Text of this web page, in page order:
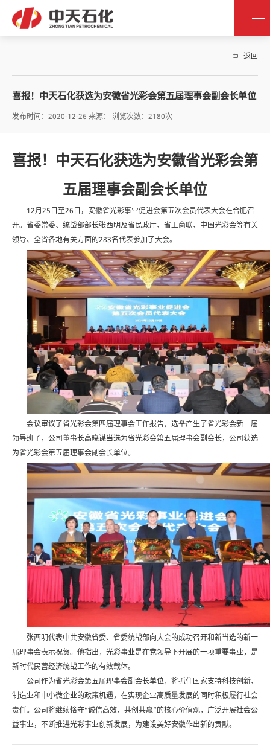
返回
喜报！中天石化获选为安徽省光彩会第五届理事会副会长单位
发布时间：2020-12-26 来源： 浏览次数：2180次
喜报！中天石化获选为安徽省光彩会第
五届理事会副会长单位
12月25日至26日，安徽省光彩事业促进会第五次会员代表大会在合肥召
开。省委常委、统战部部长张西明及省民政厅、省工商联、中国光彩会等有关
领导、全省各地有关方面的283名代表参加了大会。
会议审议了省光彩会第四届理事会工作报告，选举产生了省光彩会新一届
领导班子，公司董事长高晓谋当选为省光彩会第五届理事会副会长，公司获选
为省光彩会第五届理事会副会长单位。
张西明代表中共安徽省委、省委统战部向大会的成功召开和新当选的新一
届理事会表示祝贺。他指出，光彩事业是在党领导下开展的一项重要事业，是
新时代民营经济统战工作的有效载体。
公司作为省光彩会第五届理事会副会长单位，将抓住国家支持科技创新、
制造业和中小微企业的政策机遇，在实现企业高质量发展的同时积极履行社会
责任。公司将继续恪守“诚信高效、共创共赢”的核心价值观，广泛开展社会公
益事业，不断推进光彩事业创新发展，为建设美好安徽作出新的贡献。